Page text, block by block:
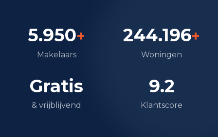
5.950+
Makelaars
244.196+
Woningen
Gratis
& vrijblijvend
9.2
Klantscore